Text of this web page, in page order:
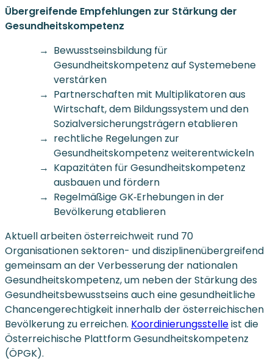
Übergreifende Empfehlungen zur Stärkung der
Gesundheitskompetenz
Bewusstseinsbildung für
Gesundheitskompetenz auf Systemebene
verstärken
Partnerschaften mit Multiplikatoren aus
Wirtschaft, dem Bildungssystem und den
Sozialversicherungsträgern etablieren
rechtliche Regelungen zur
Gesundheitskompetenz weiterentwickeln
Kapazitäten für Gesundheitskompetenz
ausbauen und fördern
Regelmäßige GK‐Erhebungen in der
Bevölkerung etablieren
Aktuell arbeiten österreichweit rund 70
Organisationen sektoren- und disziplinenübergreifend
gemeinsam an der Verbesserung der nationalen
Gesundheitskompetenz, um neben der Stärkung des
Gesundheitsbewusstseins auch eine gesundheitliche
Chancengerechtigkeit innerhalb der österreichischen
Bevölkerung zu erreichen. Koordinierungsstelleist die
Österreichische Plattform Gesundheitskompetenz
(ÖPGK).